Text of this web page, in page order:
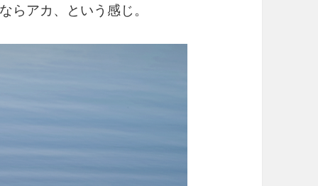
らアカ、という感じ。